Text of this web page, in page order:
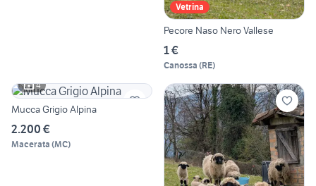
Vetrina
Pecore Naso Nero Vallese
1 €
Canossa (RE)
4
Mucca Grigio Alpina
2.200 €
Macerata (MC)